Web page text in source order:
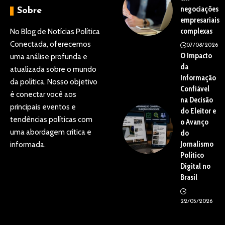
Sobre
No Blog de Notícias Política
Conectada, oferecemos
uma análise profunda e
atualizada sobre o mundo
da política. Nosso objetivo
é conectar você aos
principais eventos e
tendências políticas com
uma abordagem crítica e
informada.
negociações
empresariais
complexas
07/08/2026
O Impacto
da
Informação
Confiável
na Decisão
do Eleitor e
o Avanço
do
Jornalismo
Político
Digital no
Brasil
22/05/2026